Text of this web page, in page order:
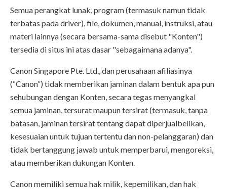
Semua perangkat lunak, program (termasuk namun tidak
terbatas pada driver), file, dokumen, manual, instruksi, atau
materi lainnya (secara bersama-sama disebut "Konten")
tersedia di situs ini atas dasar "sebagaimana adanya".
Canon Singapore Pte. Ltd., dan perusahaan afiliasinya
(“Canon”) tidak memberikan jaminan dalam bentuk apa pun
sehubungan dengan Konten, secara tegas menyangkal
semua jaminan, tersurat maupun tersirat (termasuk, tanpa
batasan, jaminan tersirat tentang dapat diperjualbelikan,
kesesuaian untuk tujuan tertentu dan non-pelanggaran) dan
tidak bertanggung jawab untuk memperbarui, mengoreksi,
atau memberikan dukungan Konten.
Canon memiliki semua hak milik, kepemilikan, dan hak